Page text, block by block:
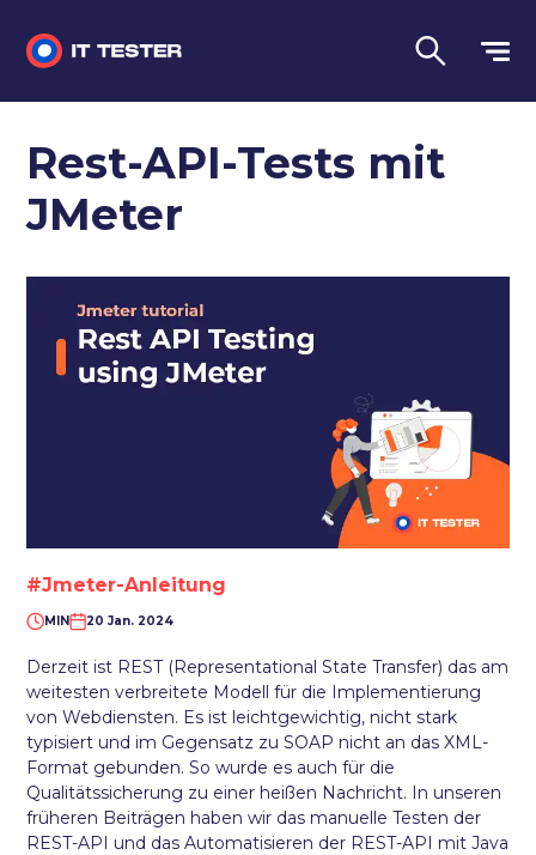
Automatisiertes Testen
Vorstellungsgespräch Fragen
Rest-API-Tests mit
JMeter
#Jmeter-Anleitung
MIN 20 Jan. 2024
Derzeit ist REST (Representational State Transfer) das am
weitesten verbreitete Modell für die Implementierung
von Webdiensten. Es ist leichtgewichtig, nicht stark
typisiert und im Gegensatz zu SOAP nicht an das XML-
Format gebunden. So wurde es auch für die
Qualitätssicherung zu einer heißen Nachricht. In unseren
früheren Beiträgen haben wir das manuelle Testen der
REST-API und das Automatisieren der REST-API mit Java